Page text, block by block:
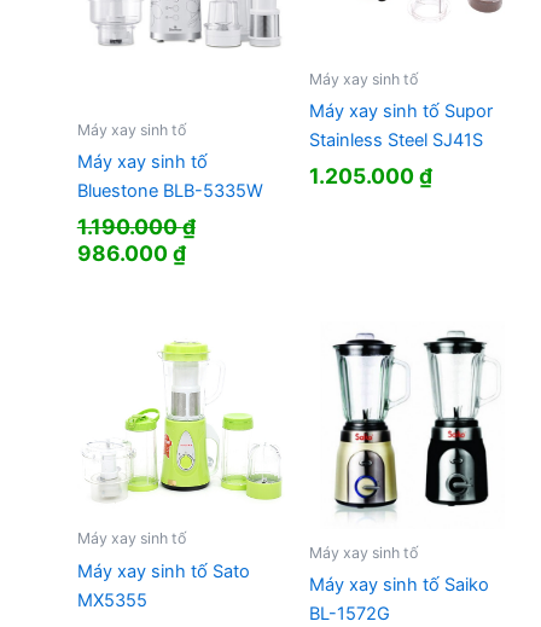
Máy xay sinh tố
Máy xay sinh tố
Bluestone BLB-5335W
1.190.000₫
Giá
986.000₫Giá
986.000 ₫.
Máy xay sinh tố
Máy xay sinh tố Supor
Stainless Steel SJ41S
1.205.000₫
Máy xay sinh tố
Máy xay sinh tố Sato
MX5355
Máy xay sinh tố
Máy xay sinh tố Saiko
BL-1572G